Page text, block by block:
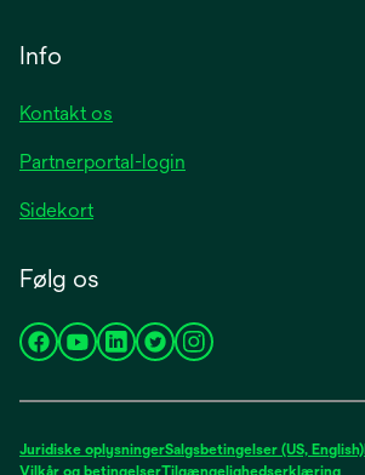
Info
Kontakt os
Partnerportal-login
Sidekort
Følg os
opens
new
tab
opens
new
tab
opens
new
tab
opens
new
tab
opens
new
tab
Juridiske oplysningerSalgsbetingelser (US, English)
Vilkår og betingelserTilgængelighedserklæring